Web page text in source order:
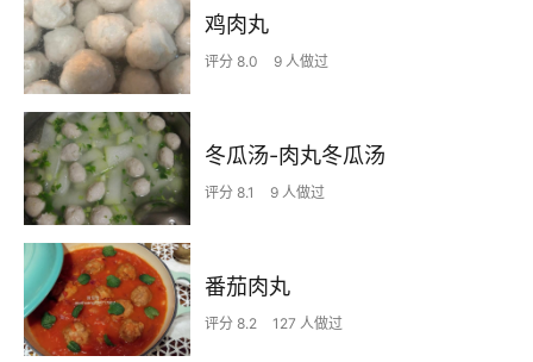
鸡肉丸
评分 8.0 9 人做过
冬瓜汤-肉丸冬瓜汤
评分 8.1 9 人做过
番茄肉丸
评分 8.2 127 人做过